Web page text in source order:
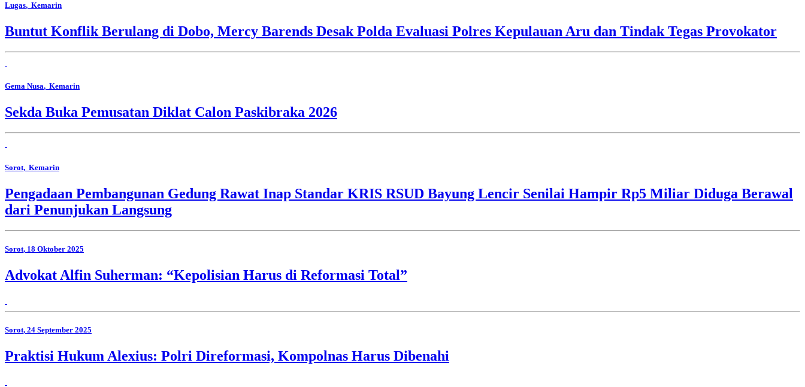
Lugas, Kemarin
Buntut Konflik Berulang di Dobo, Mercy Barends Desak Polda Evaluasi Polres Kepulauan Aru dan Tindak Tegas Provokator
Gema Nusa, Kemarin
Sekda Buka Pemusatan Diklat Calon Paskibraka 2026
Sorot, Kemarin
Pengadaan Pembangunan Gedung Rawat Inap Standar KRIS RSUD Bayung Lencir Senilai Hampir Rp5 Miliar Diduga Berawal
dari Penunjukan Langsung
Sorot, 18 Oktober 2025
Advokat Alfin Suherman: “Kepolisian Harus di Reformasi Total”
Sorot, 24 September 2025
Praktisi Hukum Alexius: Polri Direformasi, Kompolnas Harus Dibenahi